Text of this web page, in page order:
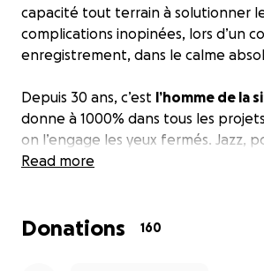
capacité tout terrain à solutionner
complications inopinées, lors d’un
enregistrement, dans le calme
Depuis 30 ans, c’est l’homme de la
donne à 1000% dans tous les
on l’engage les yeux fermés. Jazz,
chanson, électro,… Tout l’intéresse.
coupe en 4 pour les artistes avec
Read more
Donations 160